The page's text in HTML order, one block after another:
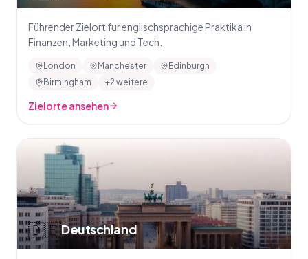
Führender Zielort für englischsprachige Praktika in
Finanzen, Marketing und Tech.
London Manchester
Edinburgh
Birmingham
+2 weitere
Zielorte ansehen
🇩🇪Deutschland